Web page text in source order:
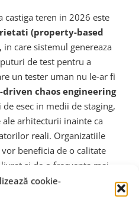
cookie-
castiga teren in 2026 este
(property-based
in care sistemul genereaza
de test pentru a
un tester uman nu le-ar fi
driven chaos engineering
esec in medii de staging,
arhitecturii inainte ca
reali. Organizatiile
beneficia de o calitate
si de o frecventa mai